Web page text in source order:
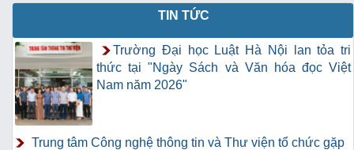
TIN TỨC
Trường Đại học Luật Hà Nội lan tỏa tri
thức tại "Ngày Sách và Văn hóa đọc Việt
Nam năm 2026"
Trung tâm Công nghệ thông tin và Thư viện tổ chức gặp